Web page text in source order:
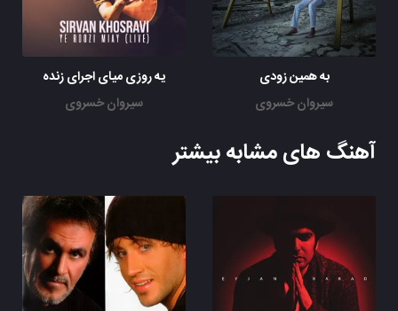
به همین زودی
سیروان خسروی
یه روزی میای اجرای زنده
سیروان خسروی
آهنگ های مشابه بیشتر